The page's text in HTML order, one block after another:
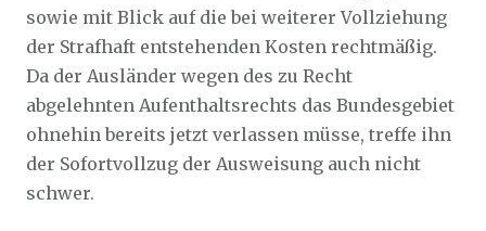
sowie mit Blick auf die bei weiterer Vollziehung
der Strafhaft entstehen­den Kosten rechtmäßig.
Da der Ausländer wegen des zu Recht
abgelehnten Aufent­haltsrechts das Bundesgebiet
ohnehin bereits jetzt verlassen müsse, treffe ihn
der Sofortvollzug der Ausweisung auch nicht
schwer.